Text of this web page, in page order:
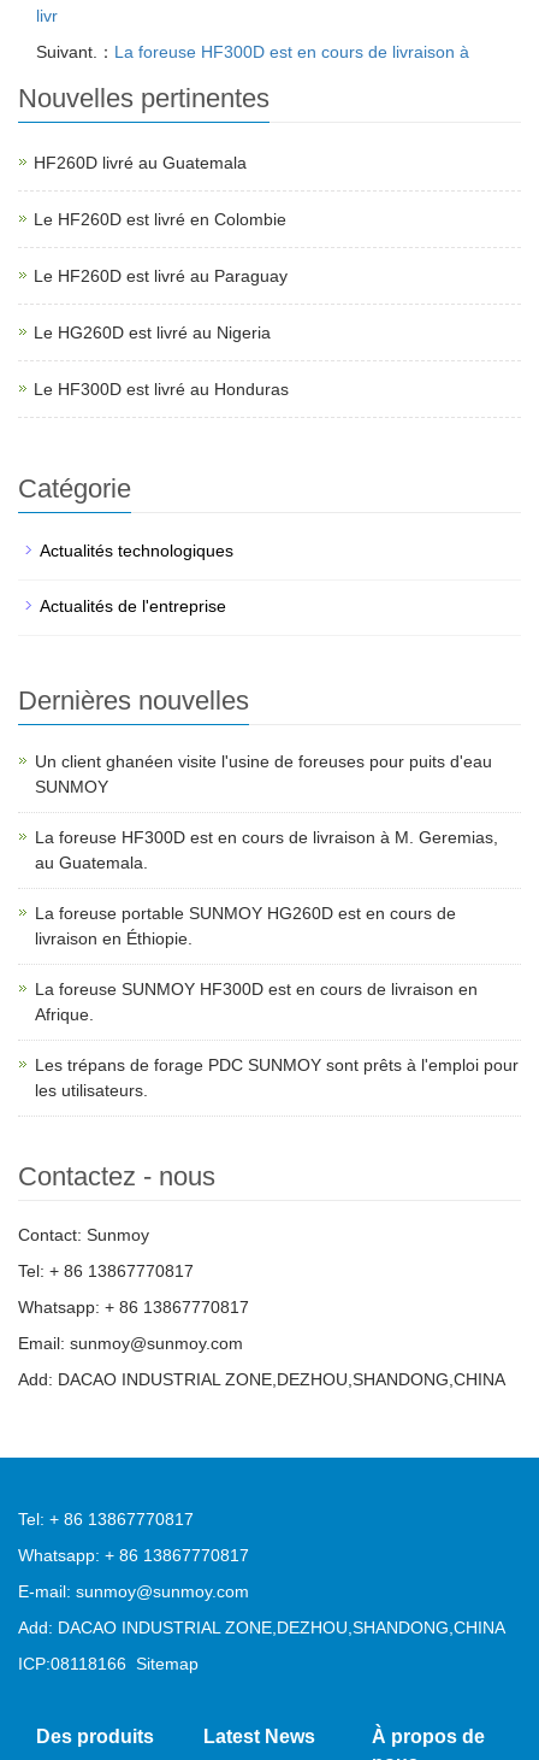
livr
Suivant.： La foreuse HF300D est en cours de livraison à
Nouvelles pertinentes
HF260D livré au Guatemala
Le HF260D est livré en Colombie
Le HF260D est livré au Paraguay
Le HG260D est livré au Nigeria
Le HF300D est livré au Honduras
Catégorie
Actualités technologiques
Actualités de l'entreprise
Dernières nouvelles
Un client ghanéen visite l'usine de foreuses pour puits d'eau
SUNMOY
La foreuse HF300D est en cours de livraison à M. Geremias,
au Guatemala.
La foreuse portable SUNMOY HG260D est en cours de
livraison en Éthiopie.
La foreuse SUNMOY HF300D est en cours de livraison en
Afrique.
Les trépans de forage PDC SUNMOY sont prêts à l'emploi pour
les utilisateurs.
Contactez - nous
Contact: Sunmoy
Tel: + 86 13867770817
Whatsapp: + 86 13867770817
Email: sunmoy@sunmoy.com
Add: DACAO INDUSTRIAL ZONE,DEZHOU,SHANDONG,CHINA
Tel: + 86 13867770817
Whatsapp: + 86 13867770817
E-mail: sunmoy@sunmoy.com
Add: DACAO INDUSTRIAL ZONE,DEZHOU,SHANDONG,CHINA
ICP:08118166 Sitemap
Des produits Latest News
À propos de